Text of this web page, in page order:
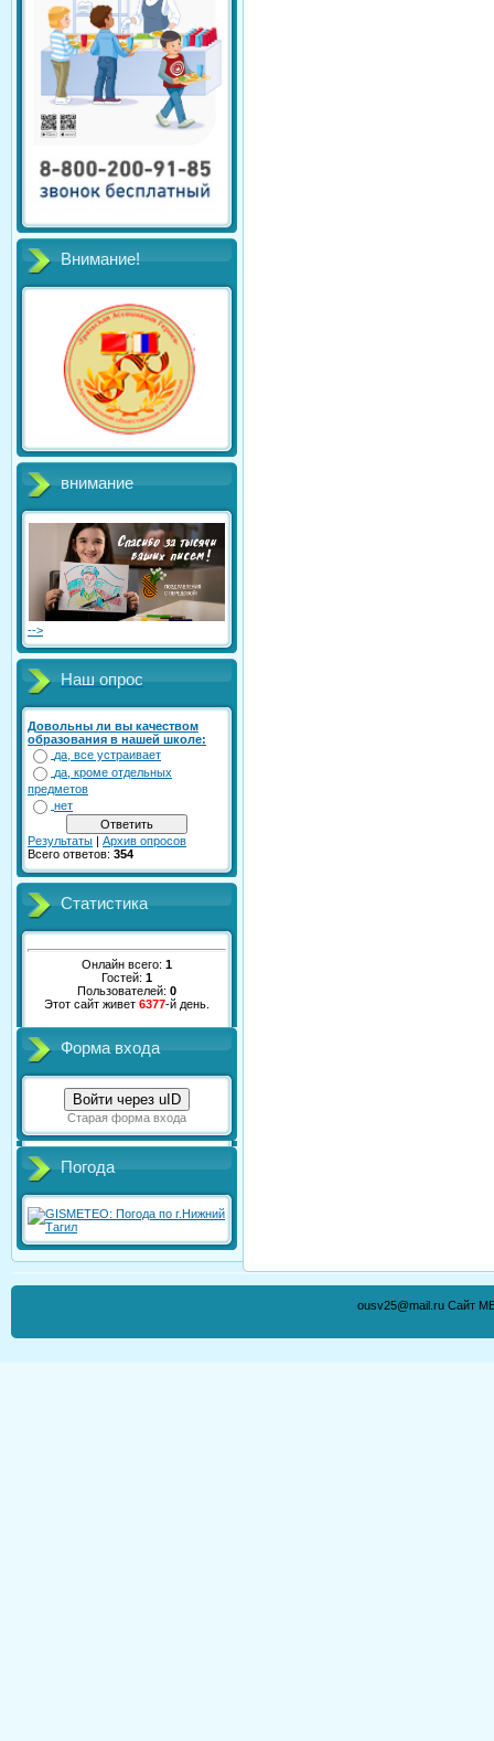
Внимание!
внимание
-->
Наш опрос
Довольны ли вы качеством
образования в нашей школе:
да, все устраивает
да, кроме отдельных
предметов
нет
Результаты | Архив опросов
Всего ответов: 354
Статистика
Онлайн всего: 1
Гостей: 1
Пользователей: 0
Этот сайт живет 6377-й день.
Форма входа
Войти через uID
Старая форма входа
Погода
ousv25@mail.ru Сайт